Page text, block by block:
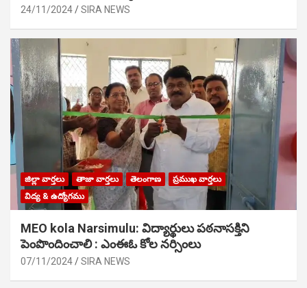
24/11/2024 SIRA NEWS
జిల్లా వార్తలు తాజా వార్తలు తెలంగాణ
ప్రముఖ వార్తలు
విద్య & ఉద్యోగము
MEO kola Narsimulu: విద్యార్థులు పఠ‌నాసక్తిని
పెంపొందించాలి : ఎంఈఓ కోల నర్సింలు
07/11/2024 SIRA NEWS